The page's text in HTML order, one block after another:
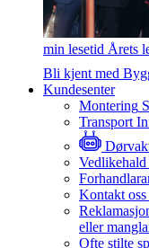
min lesetid Årets
Bli kjent med
Kundesenter
Montering
Transport
Vedlikehald
Kontakt oss
eller
Ofte stilte